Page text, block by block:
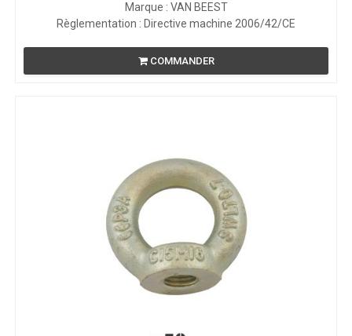
Marque : VAN BEEST
Règlementation : Directive machine 2006/42/CE
COMMANDER